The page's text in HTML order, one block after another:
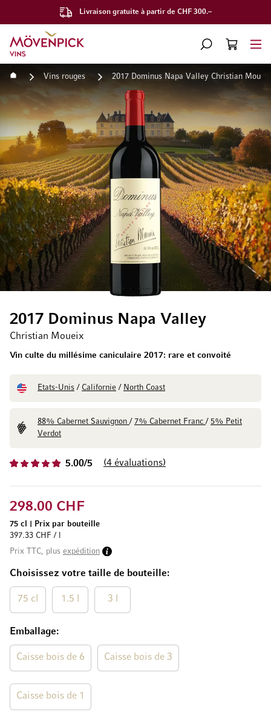
Livraison gratuite à partir de CHF 300.–
Aller à la page d'accueil
CHERCHERPANIERMinicart
Accueil Vins rouges 2017 Dominus Napa Valley Christian Moueix
5.00/5 4 évaluations
2017 Dominus Napa Valley
Christian Moueix
Vin culte du millésime caniculaire 2017: rare et convoité
Etats-Unis / Californie / North Coast
88% Cabernet Sauvignon/ 7% Cabernet Franc/ 5% Petit
Verdot
Choisissez votre taille de bouteille
75 cl 1.5 l 3 l
Emballage
Caisse bois de 6 Caisse bois de 3
Caisse bois de 1
298.00 CHF
75 cl
Prix par bouteille
397.33 CHF / l
Prix TTC, plus expédition
Passer à la fin de la galerie d’images
Passer au début de la